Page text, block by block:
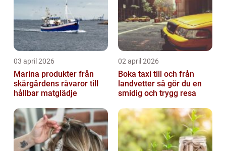
03 april 2026
Marina produkter från
skärgårdens råvaror till
hållbar matglädje
02 april 2026
Boka taxi till och från
landvetter så gör du en
smidig och trygg resa